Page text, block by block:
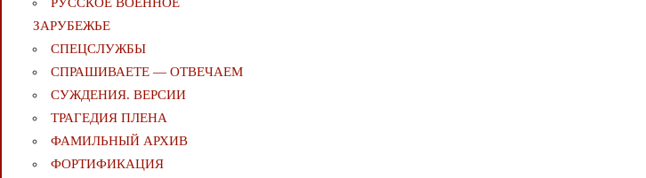
ЗАРУБЕЖЬЕ
СПЕЦСЛУЖБЫ
СПРАШИВАЕТЕ — ОТВЕЧАЕМ
СУЖДЕНИЯ. ВЕРСИИ
ТРАГЕДИЯ ПЛЕНА
ФАМИЛЬНЫЙ АРХИВ
ФОРТИФИКАЦИЯ